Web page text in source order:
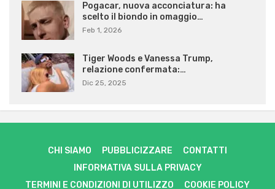
Pogacar, nuova acconciatura: ha
scelto il biondo in omaggio…
Feb 1, 2026
Tiger Woods e Vanessa Trump,
relazione confermata:…
Dic 25, 2025
CHI SIAMO PUBBLICIZZARE
CONTATTI
INFORMATIVA SULLA PRIVACY
TERMINI E CONDIZIONI DI UTILIZZO
COOKIE POLICY